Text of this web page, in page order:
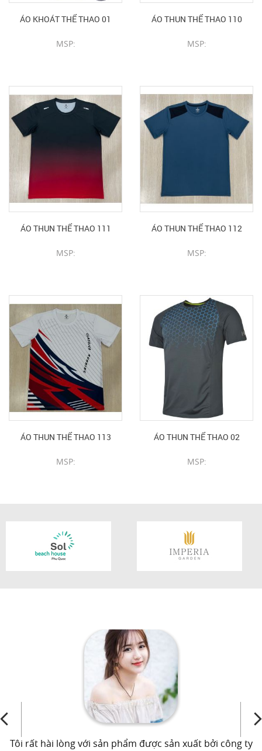
ÁO KHOÁT THỂ THAO 01
MSP:
ÁO THUN THỂ THAO 110
MSP:
ÁO THUN THỂ THAO 111
MSP:
ÁO THUN THỂ THAO 112
MSP:
ÁO THUN THỂ THAO 113
MSP:
ÁO THUN THỂ THAO 02
MSP:
Tôi rất hài lòng với sản phẩm được sản xuất bởi công ty